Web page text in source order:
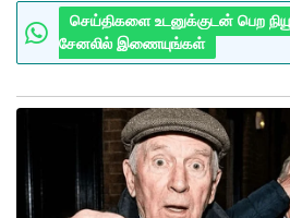
செய்திகளை உடனுக்குடன் பெற
சேனலில் இணையுங்கள்